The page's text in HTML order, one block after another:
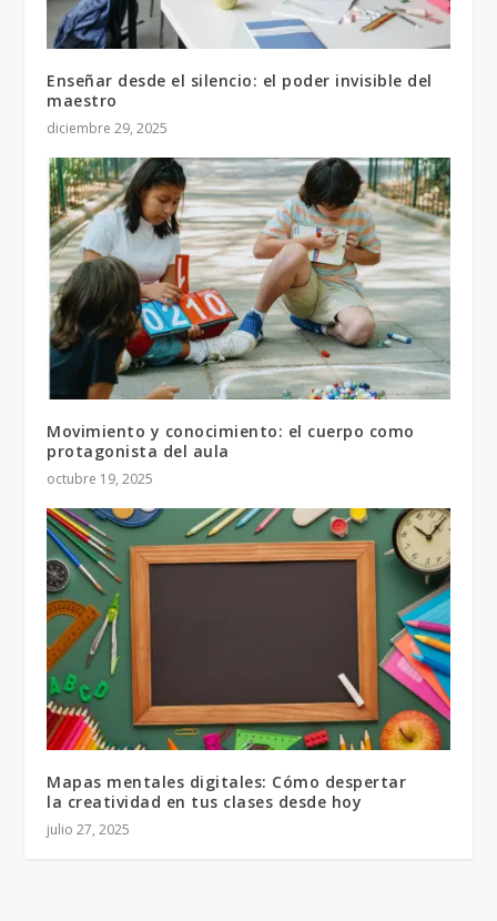
Enseñar desde el silencio: el poder invisible del
maestro
diciembre 29, 2025
Movimiento y conocimiento: el cuerpo como
protagonista del aula
octubre 19, 2025
Mapas mentales digitales: Cómo despertar
la creatividad en tus clases desde hoy
julio 27, 2025